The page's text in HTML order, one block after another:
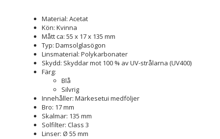
Material: Acetat
Kön: Kvinna
Mått ca: 55 x 17 x 135 mm
Typ: Damsolglasögon
Linsmaterial: Polykarbonater
Skydd: Skyddar mot 100 % av UV-strålarna (UV400)
Färg:
Blå
Silvrig
Innehåller: Märkesetui medföljer
Bro: 17 mm
Skalmar: 135 mm
Solfilter: Class 3
Linser: Ø 55 mm